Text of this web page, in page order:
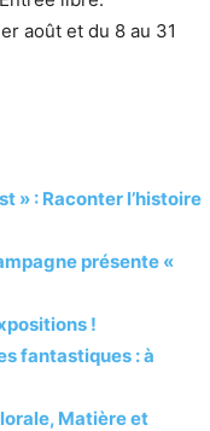
août et du 8 au 31
» : Raconter l’histoire
présente «
!
fantastiques : à
Matière et